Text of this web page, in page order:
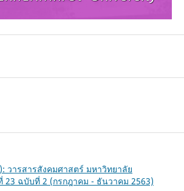
วารสารสังคมศาสตร์ มหาวิทยาลัย
ฉบับที่ 2 (กรกฎาคม - ธันวาคม 2563)